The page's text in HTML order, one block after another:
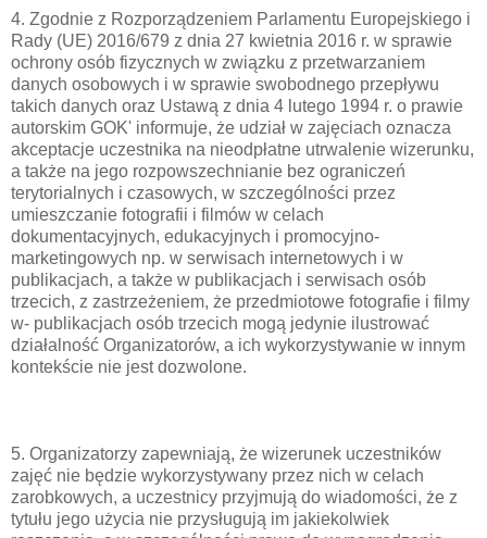
4. Zgodnie z Rozporządzeniem Parlamentu Europejskiego i
Rady (UE) 2016/679 z dnia 27 kwietnia 2016 r. w sprawie
ochrony osób fizycznych w związku z przetwarzaniem
danych osobowych i w sprawie swobodnego przepływu
takich danych oraz Ustawą z dnia 4 lutego 1994 r. o prawie
autorskim GOK' informuje, że udział w zajęciach oznacza
akceptacje uczestnika na nieodpłatne utrwalenie wizerunku,
a także na jego rozpowszechnianie bez ograniczeń
terytorialnych i czasowych, w szczególności przez
umieszczanie fotografii i filmów w celach
dokumentacyjnych, edukacyjnych i promocyjno-
marketingowych np. w serwisach internetowych i w
publikacjach, a także w publikacjach i serwisach osób
trzecich, z zastrzeżeniem, że przedmiotowe fotografie i filmy
w- publikacjach osób trzecich mogą jedynie ilustrować
działalność Organizatorów, a ich wykorzystywanie w innym
kontekście nie jest dozwolone.
5. Organizatorzy zapewniają, że wizerunek uczestników
zajęć nie będzie wykorzystywany przez nich w celach
zarobkowych, a uczestnicy przyjmują do wiadomości, że z
tytułu jego użycia nie przysługują im jakiekolwiek